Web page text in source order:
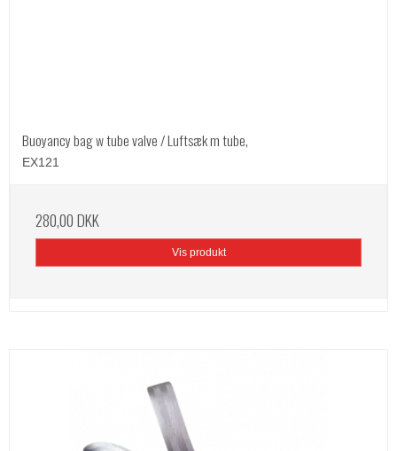
Buoyancy bag w tube valve / Luftsæk m tube,
EX121
280,00 DKK
Vis produkt